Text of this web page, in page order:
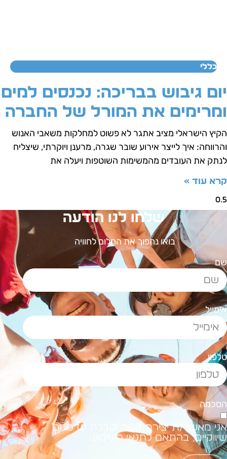
כללי
גיבוש בבריכה: נכנסים למים
את המורל של החברה
הישראלי מציב אתגר לא פשוט למחלקות משאבי האנוש
איך לייצר אירוע שובר שגרה, מרענן ויוקרתי, שיצליח
את העובדים מהמשימות השוטפות ויעלה את
עוד »
שלחו לנו הודעה
בואו נהפוך את החלום לחוויה
מאשר/ת יצירת קשר וקבלת עדכונים
בהתאם לתנאי השימוש.